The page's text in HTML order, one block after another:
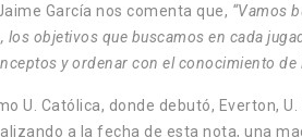
García nos comenta que, “Vamos
objetivos que buscamos en cada
y ordenar con el conocimiento de
Católica, donde debutó, Everton,
a la fecha de esta nota, una